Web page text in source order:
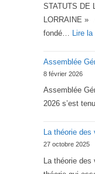
STATUTS DE
LORRAINE »
fondé… Lire la
Assemblée
8 février 2026
Assemblée
2026 s’est
La théorie des
27 octobre 2025
La théorie des